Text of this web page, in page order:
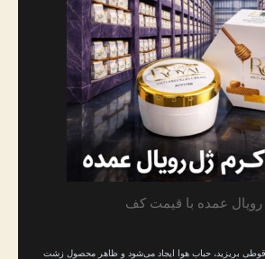
عمده با قیمت کف
بریزید، حباب هوا ایجاد می‌شود و ظاهر محصول زشت